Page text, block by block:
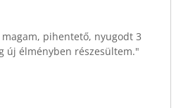
pihentető, nyugodt 3
új élményben részesültem."